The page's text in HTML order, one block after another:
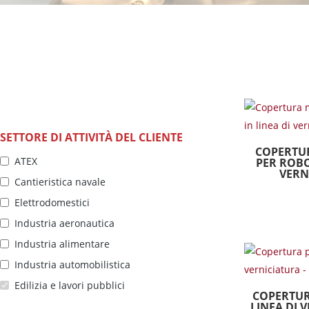
SETTORE DI ATTIVITÀ DEL CLIENTE
ATEX
Cantieristica navale
Elettrodomestici
Industria aeronautica
Industria alimentare
Industria automobilistica
Edilizia e lavori pubblici
PER